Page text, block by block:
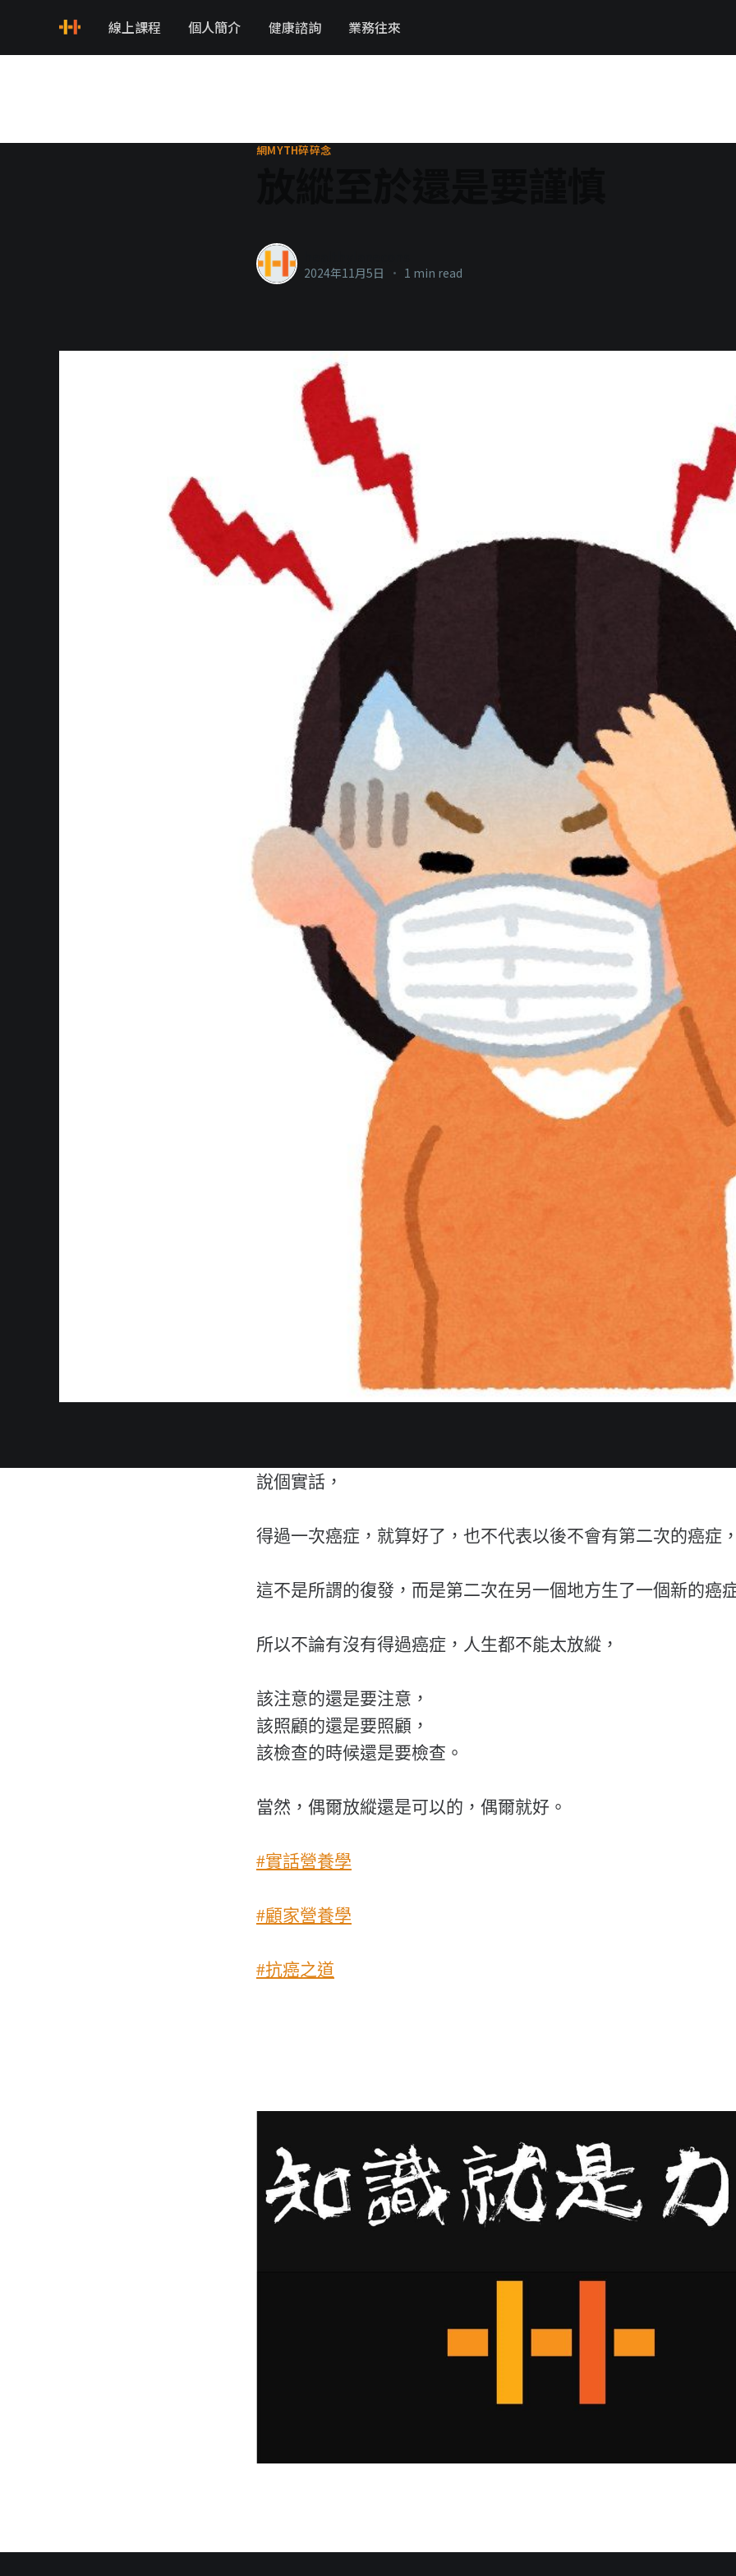
線上課程 個人簡介 健康諮詢 業務往來
網MYTH碎碎念
2024年11月5日 • 1 min read
說個實話，
得過一次癌症，就算好了，也不代表以後不會有第二次的癌症
這不是所謂的復發，而是第二次在另一個地方生了一個新的癌
所以不論有沒有得過癌症，人生都不能太放縱，
該注意的還是要注意，
該照顧的還是要照顧，
該檢查的時候還是要檢查。
當然，偶爾放縱還是可以的，偶爾就好。
#實話營養學
#顧家營養學
#抗癌之道